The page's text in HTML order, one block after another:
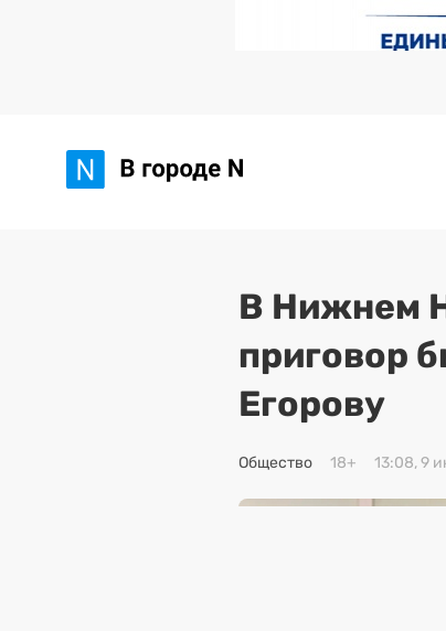
В Нижнем
приговор
Егорову
Общество 18+ 13:08, 9